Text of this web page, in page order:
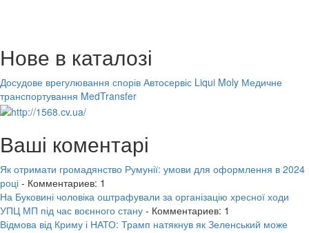
Нове в каталозі
Досудове врегулювання спорів Автосервіс Liqui Moly Медичне
транспортування MedTransfer
Ваші коментарі
Як отримати громадянство Румунії: умови для оформлення в 2024
році - Комментариев: 1
На Буковині чоловіка оштрафували за організацію хресної ходи
УПЦ МП під час воєнного стану - Комментариев: 1
Відмова від Криму і НАТО: Трамп натякнув як Зеленський може